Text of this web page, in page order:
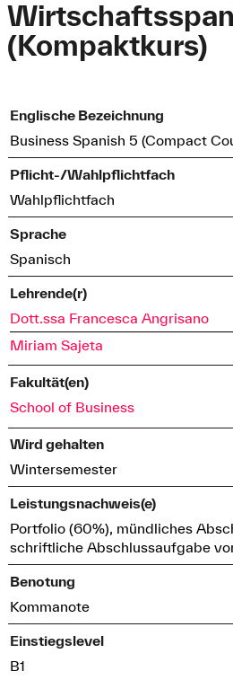
(Kompaktkurs)
Englische Bezeichnung
Business Spanish 5 (Compact
Pflicht-/Wahlpflichtfach
Wahlpflichtfach
Sprache
Spanisch
Lehrende(r)
Dott.ssa Francesca Angrisano
Miriam Sajeta
Fakultät(en)
School of Business
Wird gehalten
Wintersemester
Leistungsnachweis(e)
Portfolio (60%), mündliches
schriftliche Abschlussaufgabe
Benotung
Kommanote
Einstiegslevel
B1